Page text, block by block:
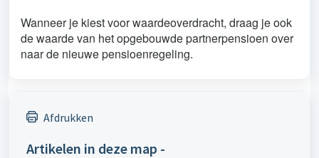
Wanneer je kiest voor waardeoverdracht, draag je ook
de waarde van het opgebouwde partnerpensioen over
naar de nieuwe pensioenregeling.
Afdrukken
Artikelen in deze map -